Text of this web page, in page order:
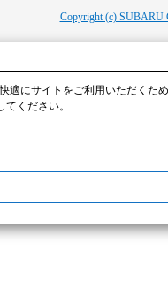
Copyright (c) SUBARU
適にサイトをご利用いただく
ください。​